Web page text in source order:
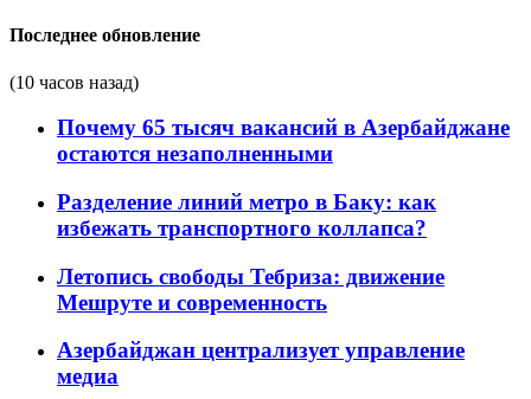
Последнее обновление
(10 часов назад)
Почему 65 тысяч вакансий в Азербайджане
остаются незаполненными
Разделение линий метро в Баку: как
избежать транспортного коллапса?
Летопись свободы Тебриза: движение
Мешруте и современность
Азербайджан централизует управление
медиа